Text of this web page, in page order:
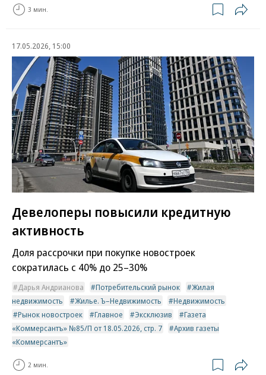
3 мин.
17.05.2026, 15:00
Девелоперы повысили кредитную
активность
Доля рассрочки при покупке новостроек
сократилась с 40% до 25–30%
Дарья Андрианова Потребительский рынок
Жилая
недвижимость
Жилье. Ъ–Недвижимость
Недвижимость
Рынок новостроек
Главное Эксклюзив
Газета
«Коммерсантъ» №85/П от 18.05.2026, стр. 7
Архив газеты
«Коммерсантъ»
2 мин.